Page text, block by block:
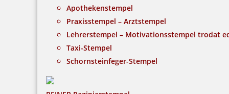
Apothekenstempel
Praxisstempel – Arztstempel
Lehrerstempel – Motivationsstempel trodat
Taxi-Stempel
Schornsteinfeger-Stempel